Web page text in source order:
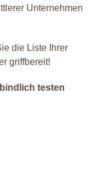
Unternehmen
die Liste Ihrer
griffbereit!
testen